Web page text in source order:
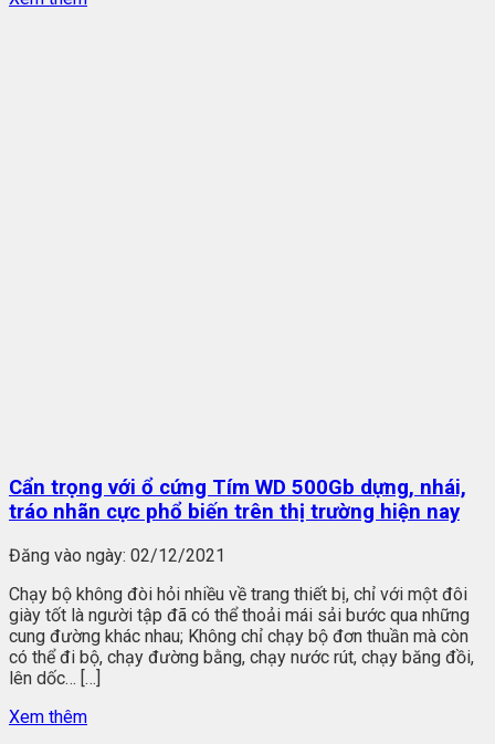
Cẩn trọng với ổ cứng Tím WD 500Gb dựng, nhái,
tráo nhãn cực phổ biến trên thị trường hiện nay
Đăng vào ngày: 02/12/2021
Chạy bộ không đòi hỏi nhiều về trang thiết bị, chỉ với một đôi
giày tốt là người tập đã có thể thoải mái sải bước qua những
cung đường khác nhau; Không chỉ chạy bộ đơn thuần mà còn
có thể đi bộ, chạy đường bằng, chạy nước rút, chạy băng đồi,
lên dốc… […]
Xem thêm